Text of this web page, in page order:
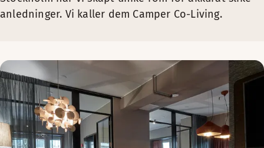
anledninger. Vi kaller dem Camper Co-Living.